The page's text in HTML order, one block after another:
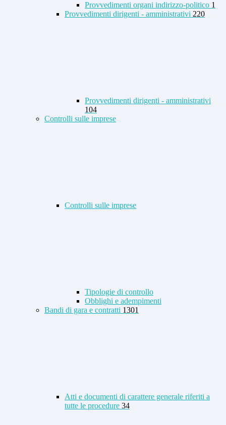
Provvedimenti organi indirizzo-politico 1
Provvedimenti dirigenti - amministrativi 220
Provvedimenti dirigenti - amministrativi
104
Controlli sulle imprese
Controlli sulle imprese
Tipologie di controllo
Obblighi e adempimenti
Bandi di gara e contratti 1301
Atti e documenti di carattere generale riferiti a
tutte le procedure 34